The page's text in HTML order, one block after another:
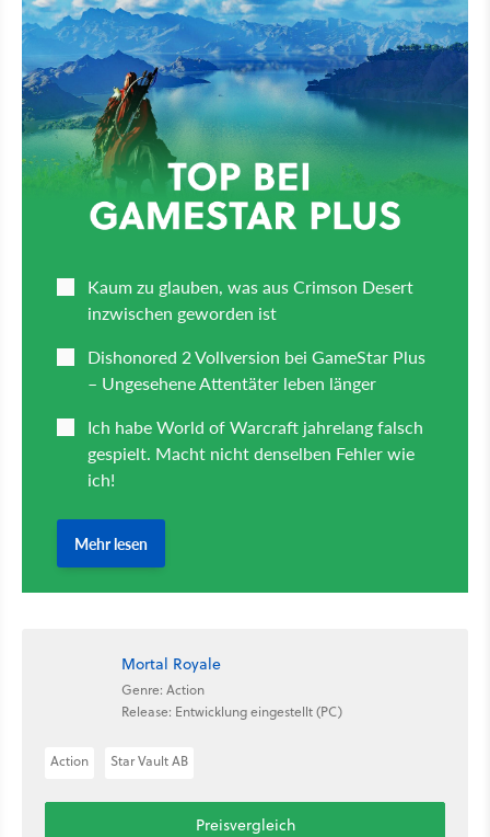
Mortal Royale
Genre: Action
Release: Entwicklung eingestellt (PC)
Action Star Vault AB
Preisvergleich